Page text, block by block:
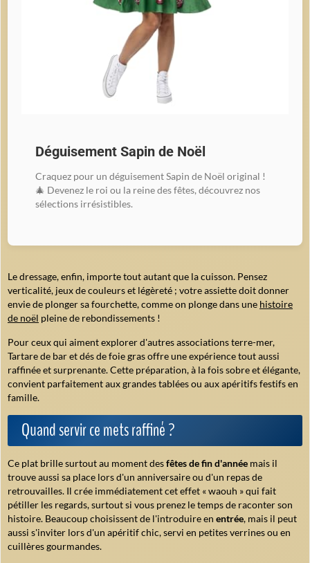
Déguisement Sapin de Noël
Craquez pour un déguisement Sapin de Noël original !
🎄 Devenez le roi ou la reine des fêtes, découvrez nos
sélections irrésistibles.
Le dressage, enfin, importe tout autant que la cuisson. Pensez
verticalité, jeux de couleurs et légèreté ; votre assiette doit donner
envie de plonger sa fourchette, comme on plonge dans une histoire
de noël pleine de rebondissements !
Pour ceux qui aiment explorer d'autres associations terre-mer,
Tartare de bar et dés de foie gras offre une expérience tout aussi
raffinée et surprenante. Cette préparation, à la fois sobre et élégante,
convient parfaitement aux grandes tablées ou aux apéritifs festifs en
famille.
Quand servir ce mets raffiné ?
Ce plat brille surtout au moment desfêtes de fin d'année mais il
trouve aussi sa place lors d'un anniversaire ou d'un repas de
retrouvailles. Il crée immédiatement cet effet « waouh » qui fait
pétiller les regards, surtout si vous prenez le temps de raconter son
histoire. Beaucoup choisissent de l'introduire en entrée, mais il peut
aussi s'inviter lors d'un apéritif chic, servi en petites verrines ou en
cuillères gourmandes.